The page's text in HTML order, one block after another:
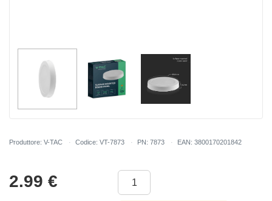
Produttore: V-TAC Codice: VT-7873 PN: 7873 EAN: 3800170201842
2.99 €